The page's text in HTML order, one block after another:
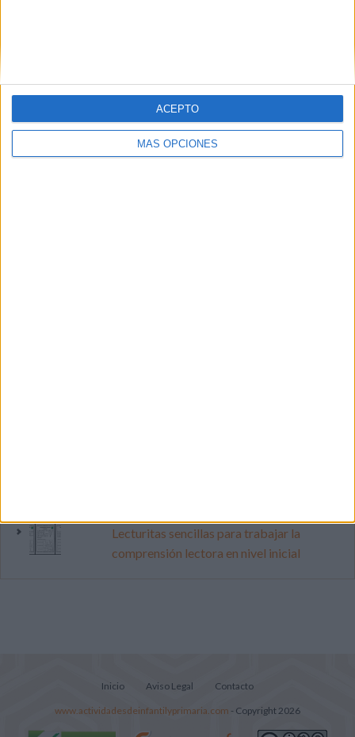
MÁS OPCIONES
ACEPTO
PINTEREST
Lecturitas sencillas para trabajar la
comprensión lectora en nivel inicial
Inicio Aviso Legal Contacto
www.actividadesdeinfantilyprimaria.com - Copyright 2026